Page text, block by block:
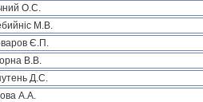
О.С.
М.В.
Є.П.
В.В.
Д.С.
А.А.